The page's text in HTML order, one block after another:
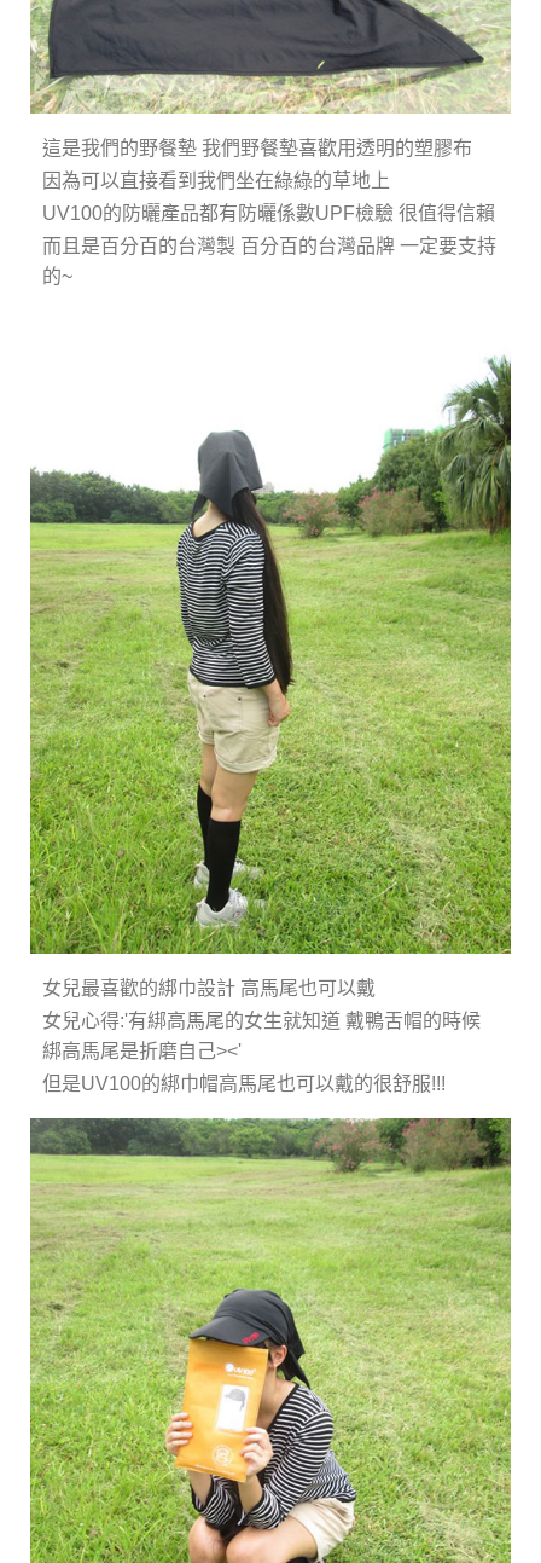
這是我們的野餐墊 我們野餐墊喜歡用透明的塑膠布
因為可以直接看到我們坐在綠綠的草地上
UV100的防曬產品都有防曬係數UPF檢驗 很值得信賴
而且是百分百的台灣製 百分百的台灣品牌 一定要支持
的~
女兒最喜歡的綁巾設計 高馬尾也可以戴
女兒心得:'有綁高馬尾的女生就知道 戴鴨舌帽的時候
綁高馬尾是折磨自己><'
但是UV100的綁巾帽高馬尾也可以戴的很舒服!!!